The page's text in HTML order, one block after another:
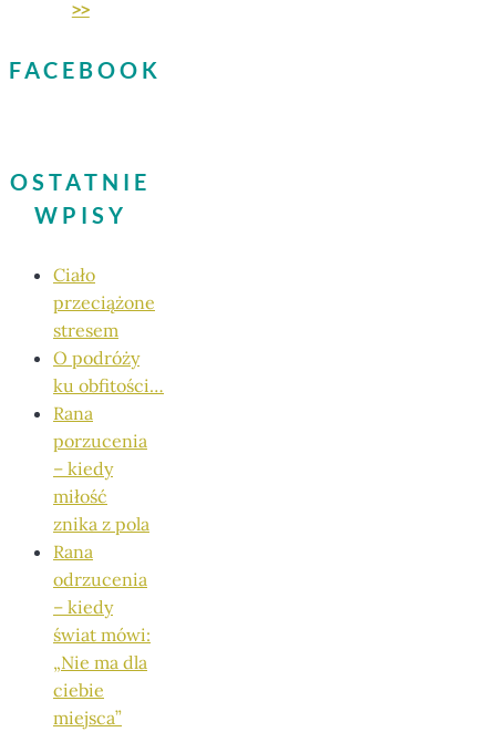
>>
FACEBOOK
OSTATNIE
WPISY
Ciało
przeciążone
stresem
O podróży
ku obfitości…
Rana
porzucenia
– kiedy
miłość
znika z pola
Rana
odrzucenia
– kiedy
świat mówi:
„Nie ma dla
ciebie
miejsca”